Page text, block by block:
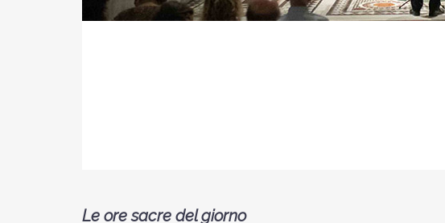
Le ore sacre del giorno